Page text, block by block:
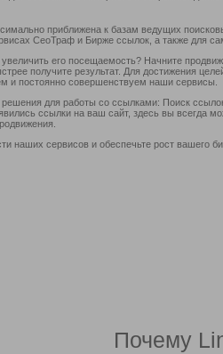
приближена к базам ведущих
СеоТраф и Бирже ссылок, а также для
его посещаемость? Начните
получите результат. Для достижения
и постоянно совершенствуем наши сервисы.
для работы со ссылками: Поиск
ссылки на ваш сайт, здесь вы всегда
наших сервисов и обеспечьте рост вашего
Почему